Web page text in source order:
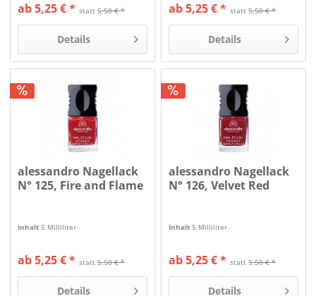
statt5,50 € *
ab 5,25 € *
Details
statt5,50 € *
ab 5,25 € *
Details
alessandro Nagellack
N° 125, Fire and Flame
Inhalt 5 Milliliter
statt5,50 € *
ab 5,25 € *
Details
alessandro Nagellack
N° 126, Velvet Red
Inhalt 5 Milliliter
statt5,50 € *
ab 5,25 € *
Details